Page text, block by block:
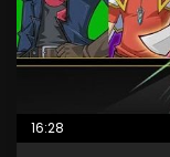
16:28